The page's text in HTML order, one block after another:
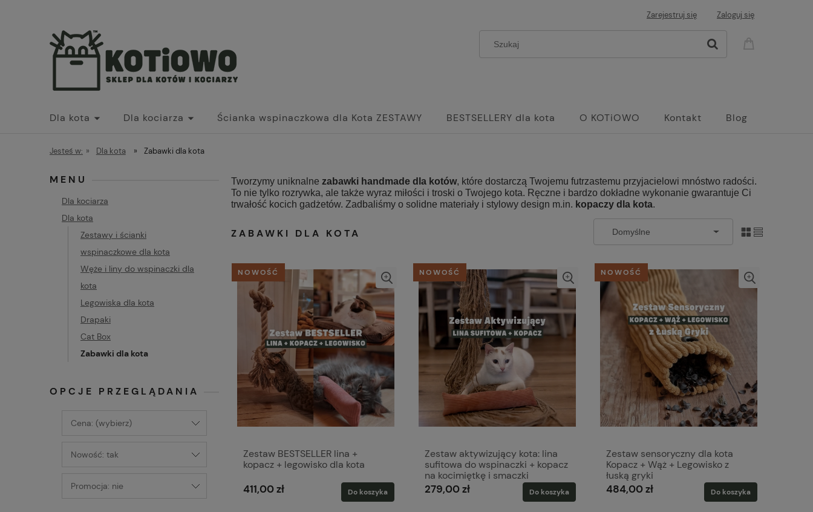
Zarejestruj się Zaloguj się
Dla kota Dla kociarza Ścianka wspinaczkowa dla Kota ZESTAWY BESTSELLERY dla kota O KOTiOWO Kontakt Blog
Jesteś w: » Dla kota » Zabawki dla kota
MENU
Dla kociarza
Dla kota
Zestawy i ścianki
wspinaczkowe dla kota
Węże i liny do wspinaczki dla
kota
Legowiska dla kota
Drapaki
Cat Box
Zabawki dla kota
OPCJE PRZEGLĄDANIA
Cena: (wybierz)
Nowość: tak
Promocja: nie
Tworzymy uniknalne zabawki handmade dla kotów, które dostarczą Twojemu futrzastemu przyjacielowi mnóstwo radości.
To nie tylko rozrywka, ale także wyraz miłości i troski o Twojego kota. Ręczne i bardzo dokładne wykonanie gwarantuje Ci
trwałość kocich gadżetów. Zadbaliśmy o solidne materiały i stylowy design m.in. kopaczy dla kota.
ZABAWKI DLA KOTA
Zestaw BESTSELLER lina +
kopacz + legowisko dla kota
411,00 zł Do koszyka
NOWOŚĆ
Zestaw aktywizujący kota: lina
sufitowa do wspinaczki + kopacz
na kocimiętkę i smaczki
279,00 zł Do koszyka
NOWOŚĆ
Zestaw sensoryczny dla kota
Kopacz + Wąż + Legowisko z
łuską gryki
484,00 zł Do koszyka
NOWOŚĆ